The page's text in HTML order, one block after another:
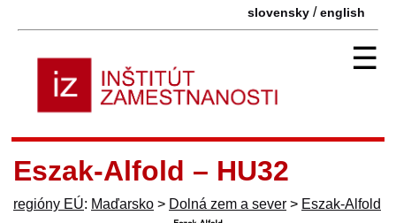
slovensky /english
☰
Eszak-Alfold – HU32
regióny EÚ: Maďarsko > Dolná zem a sever > Eszak-Alfold